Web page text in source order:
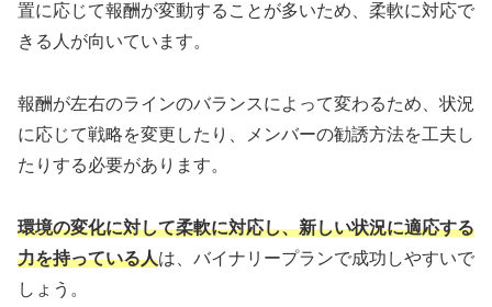
置に応じて報酬が変動することが多いため、柔軟に対応で
きる人が向いています。
報酬が左右のラインのバランスによって変わるため、状況
に応じて戦略を変更したり、メンバーの勧誘方法を工夫し
たりする必要があります。
環境の変化に対して柔軟に対応し、新しい状況に適応する
力を持っている人は、バイナリープランで成功しやすいで
しょう。